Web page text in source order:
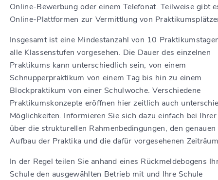
Online-Bewerbung oder einem Telefonat. Teilweise gibt
Online-Plattformen zur Vermittlung von
Insgesamt ist eine Mindestanzahl von 10
alle Klassenstufen vorgesehen. Die Dauer des einzelnen
Praktikums kann unterschiedlich sein, von einem
Schnupperpraktikum von einem Tag bis hin zu einem
Blockpraktikum von einer Schulwoche. Verschiedene
Praktikumskonzepte eröffnen hier zeitlich auch
Möglichkeiten. Informieren Sie sich dazu einfach bei
über die strukturellen Rahmenbedingungen, den genauen
Aufbau der Praktika und die dafür vorgesehenen
In der Regel teilen Sie anhand eines Rückmeldebogens
Schule den ausgewählten Betrieb mit und Ihre Schule